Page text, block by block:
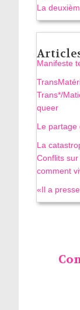
La
Manifeste
Trans*/
queer
Le partage
La
Conflits sur
comment
«Il a